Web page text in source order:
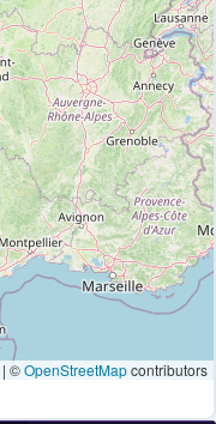
| ©OpenStreetMapcontributors